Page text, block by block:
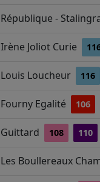
République -
Irène Joliot Curie
Louis Loucheur 116
Fourny Egalité 106
Guittard 108 110
Les Boullereaux